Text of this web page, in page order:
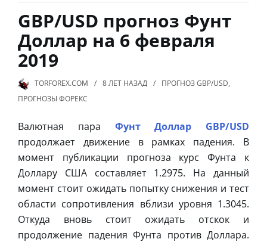
GBP/USD прогноз Фунт
Доллар на 6 февраля
2019
TORFOREX.COM 8 ЛЕТ НАЗАД ПРОГНОЗ GBP/USD,
ПРОГНОЗЫ ФОРЕКС
Валютная пара Фунт Доллар GBP/USD
продолжает движение в рамках падения. В
момент публикации прогноза курс Фунта к
Доллару США составляет 1.2975. На данный
момент стоит ожидать попытку снижения и тест
области сопротивления вблизи уровня 1.3045.
Откуда вновь стоит ожидать отскок и
продолжение падения Фунта против Доллара.